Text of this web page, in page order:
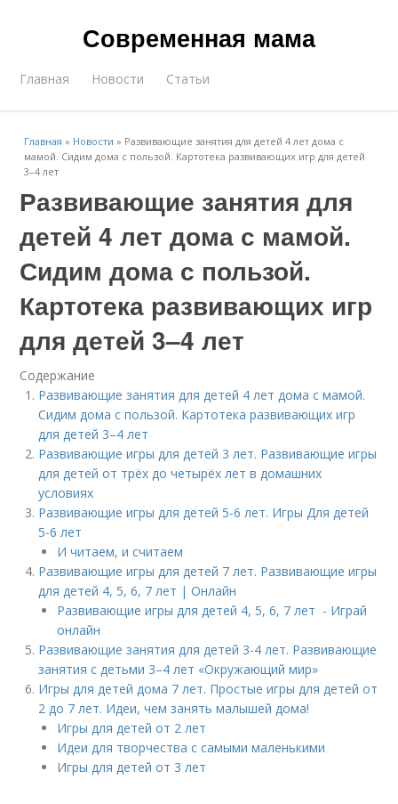
Современная мама
Главная Новости Статьи
Главная » Новости » Развивающие занятия для детей 4 лет дома с
мамой. Сидим дома с пользой. Картотека развивающих игр для детей
3–4 лет
Развивающие занятия для
детей 4 лет дома с мамой.
Сидим дома с пользой.
Картотека развивающих игр
для детей 3–4 лет
Содержание
Развивающие занятия для детей 4 лет дома с мамой.
Сидим дома с пользой. Картотека развивающих игр
для детей 3–4 лет
Развивающие игры для детей 3 лет. Развивающие игры
для детей от трёх до четырёх лет в домашних
условиях
Развивающие игры для детей 5-6 лет. Игры Для детей
5-6 лет
И читаем, и считаем
Развивающие игры для детей 7 лет. Развивающие игры
для детей 4, 5, 6, 7 лет | Онлайн
Развивающие игры для детей 4, 5, 6, 7 лет - Играй
онлайн
Развивающие занятия для детей 3-4 лет. Развивающие
занятия с детьми 3–4 лет «Окружающий мир»
Игры для детей дома 7 лет. Простые игры для детей от
2 до 7 лет. Идеи, чем занять малышей дома!
Игры для детей от 2 лет
Идеи для творчества с самыми маленькими
Игры для детей от 3 лет